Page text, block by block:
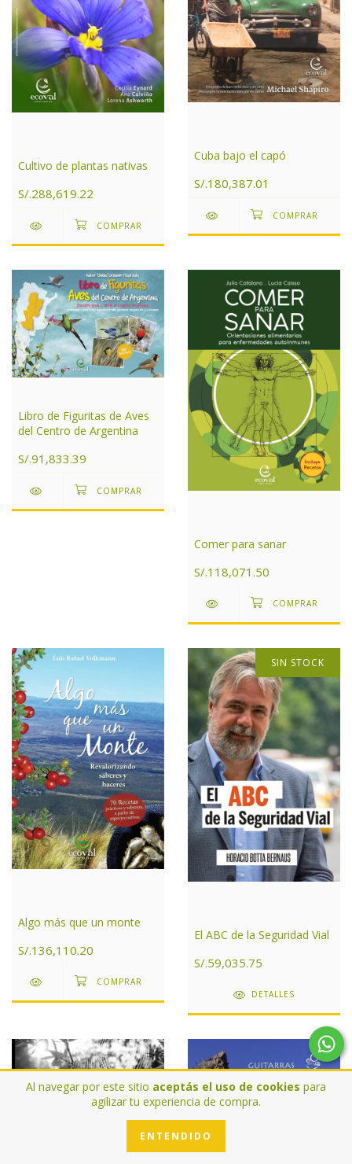
Al navegar por este sitio aceptás el uso de cookies para
agilizar tu experiencia de compra.
ENTENDIDO
Cultivo de plantas nativas
S/.288,619.22
Cuba bajo el capó
S/.180,387.01
Libro de Figuritas de Aves
del Centro de Argentina
S/.91,833.39
Comer para sanar
S/.118,071.50
Algo más que un monte
S/.136,110.20
SIN STOCK
El ABC de la Seguridad Vial
S/.59,035.75
DETALLES